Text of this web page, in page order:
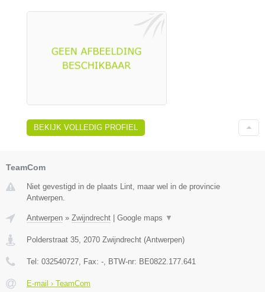
BEKIJK VOLLEDIG PROFIEL
TeamCom
Niet gevestigd in de plaats Lint, maar wel in de provincie
Antwerpen.
Antwerpen » Zwijndrecht Google maps ▼
Polderstraat 35 2070 Zwijndrecht (Antwerpen)
Tel: 032540727 , Fax: - , BTW-nr: BE0822.177.641
E-mail › TeamCom